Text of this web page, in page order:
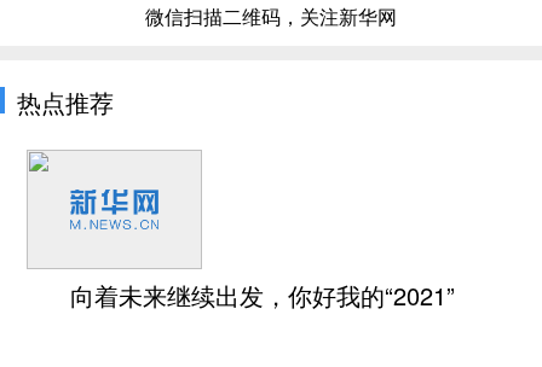
微信扫描二维码，关注新华网
热点推荐
向着未来继续出发，你好我的“2021”